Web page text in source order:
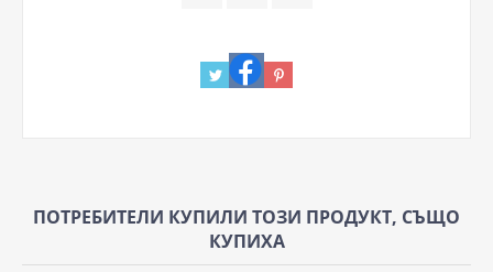
ПОТРЕБИТЕЛИ КУПИЛИ ТОЗИ ПРОДУКТ, СЪЩО
КУПИХА